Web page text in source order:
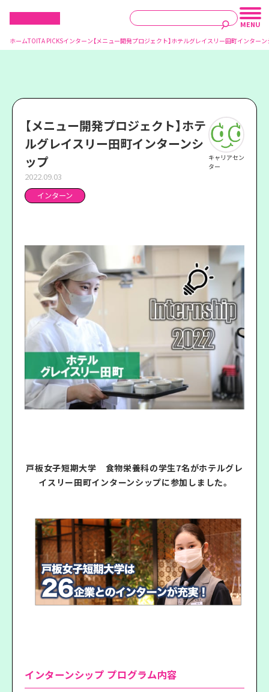
ホームTOITA PICKSインターン 【メニュー開発プロジェクト】ホテルグレイスリー田町インター
【メニュー開発プロジェクト】ホテ
ルグレイスリー田町インターンシ
ップ
2022.09.03
インターン
キャリアセン
ター
戸板女子短期大学 食物栄養科の学生7名がホテルグレ
イスリー田町インターンシップに参加しました。
インターンシップ プログラム内容